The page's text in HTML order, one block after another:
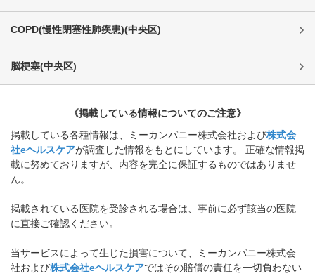
COPD(慢性閉塞性肺疾患)(中央区)
脳梗塞(中央区)
《掲載している情報についてのご注意》
掲載している各種情報は、ミーカンパニー株式会社および株式会
社eヘルスケアが調査した情報をもとにしています。 正確な情報掲
載に努めておりますが、内容を完全に保証するものではありませ
ん。
掲載されている医院を受診される場合は、事前に必ず該当の医院
に直接ご確認ください。
当サービスによって生じた損害について、ミーカンパニー株式会
社および株式会社eヘルスケアではその賠償の責任を一切負わない